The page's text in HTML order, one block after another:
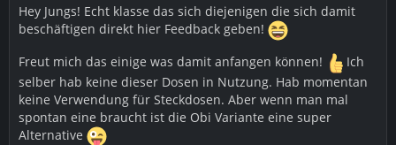
Hey Jungs! Echt klasse das sich diejenigen die sich damit
beschäftigen direkt hier Feedback geben!
Freut mich das einige was damit anfangen können!
Ich
selber hab keine dieser Dosen in Nutzung. Hab momentan
keine Verwendung für Steckdosen. Aber wenn man mal
spontan eine braucht ist die Obi Variante eine super
Alternative